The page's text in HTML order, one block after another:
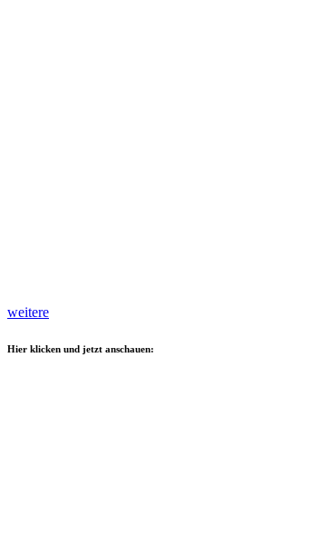
weitere
Hier klicken und jetzt anschauen: